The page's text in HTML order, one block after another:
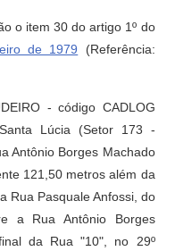
o item 30 do artigo 1º do
de 1979 (Referência:
- código CADLOG
Lúcia (Setor 173 -
Antônio Borges Machado
121,50 metros além da
Rua Pasquale Anfossi, do
a Rua Antônio Borges
da Rua "10", no 29º